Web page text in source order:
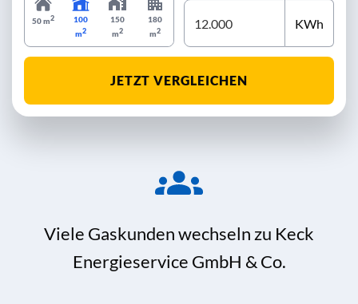
50 m2
100
m2
150
m2
180
m2 KWh
JETZT VERGLEICHEN
Viele Gaskunden wechseln zu Keck
Energieservice GmbH & Co.